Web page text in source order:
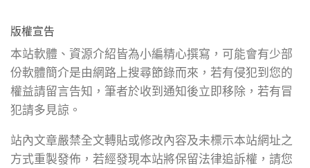
版權宣告
本站軟體、資源介紹皆為小編精心撰寫，可能會有少部
份軟體簡介是由網路上搜尋節錄而來，若有侵犯到您的
權益請留言告知，筆者於收到通知後立即移除，若有冒
犯請多見諒。
站內文章嚴禁全文轉貼或修改內容及未標示本站網址之
方式重製發佈，若經發現本站將保留法律追訴權，請您